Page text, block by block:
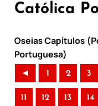
Católica
Oseias Capítulos
Portuguesa)
◄ 1 2 3
11 12 13 14